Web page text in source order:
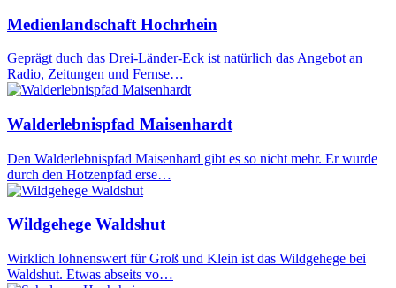
Medienlandschaft Hochrhein
Geprägt duch das Drei-Länder-Eck ist natürlich das Angebot an
Radio, Zeitungen und Fernse…
Walderlebnispfad Maisenhardt
Den Walderlebnispfad Maisenhard gibt es so nicht mehr. Er wurde
durch den Hotzenpfad erse…
Wildgehege Waldshut
Wirklich lohnenswert für Groß und Klein ist das Wildgehege bei
Waldshut. Etwas abseits vo…